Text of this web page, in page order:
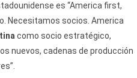
es “America first,
Necesitamos socios. America
como socio estratégico,
nuevos, cadenas de producción